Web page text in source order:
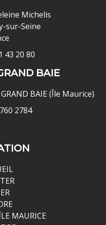
Michelis
sur-Seine
43 20 80
BAIE
BAIE (Île Maurice)
2784
MAURICE